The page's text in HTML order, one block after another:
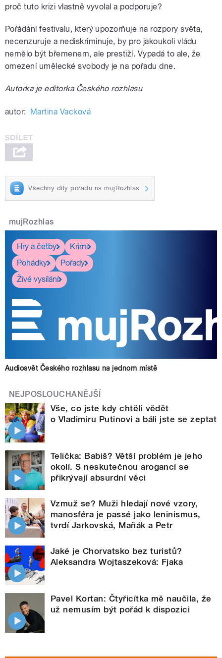
proč tuto krizi vlastně vyvolal a podporuje?
Pořádání festivalu, který upozorňuje na rozpory světa,
necenzuruje a nediskriminuje, by pro jakoukoli vládu
nemělo být břemenem, ale prestiží. Vypadá to ale, že
omezení umělecké svobody je na pořadu dne.
Autorka je editorka Českého rozhlasu
autor: Martina Vacková
Všechny díly pořadu na mujRozhlas
mujRozhlas
Hry a četby
Krimi
Pohádky
Pořady
Živé vysílání
Audiosvět Českého rozhlasu na jednom místě
NEJPOSLOUCHANĚJŠÍ
Vše, co jste kdy chtěli vědět
o Vladimiru Putinovi a báli jste se zeptat
Telička: Babiš? Větší problém je jeho
okolí. S neskutečnou arogancí se
přikrývají absurdní věci
Vzmuž se? Muži hledají nové vzory,
manosféra je passé jako leninismus,
tvrdí Jarkovská, Maňák a Petr
Jaké je Chorvatsko bez turistů?
Aleksandra Wojtaszeková: Fjaka
Pavel Kortan: Čtyřicítka mě naučila, že
už nemusím být pořád k dispozici